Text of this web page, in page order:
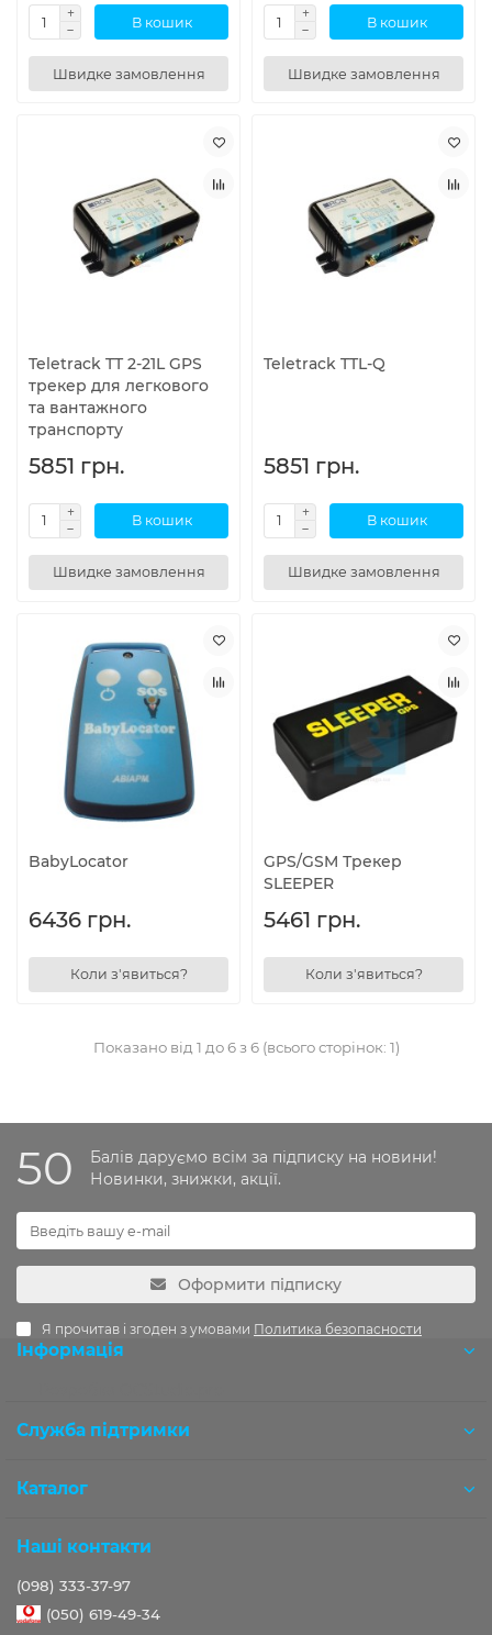
В кошик
Швидке замовлення
В кошик
Швидке замовлення
Teletrack TT 2-21L GPS
трекер для легкового
та вантажного
транспорту
5851 грн.
В кошик
Швидке замовлення
Teletrack TTL-Q
5851 грн.
В кошик
Швидке замовлення
BabyLocator
6436 грн.
Коли з'явиться?
GPS/GSM Трекер
SLEEPER
5461 грн.
Коли з'явиться?
Показано від 1 до 6 з 6 (всього сторінок: 1)
50
Балів даруємо всім за підписку на новини!
Новинки, знижки, акції.
Оформити підписку
Я прочитав і згоден з умовами Политика безопасности
Інформація
Служба підтримки
Каталог
Наші контакти
(098) 333-37-97
(050) 619-49-34